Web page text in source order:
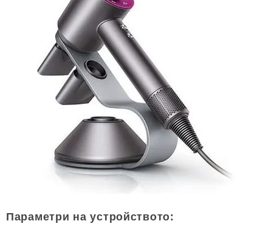
Параметри на устройството: